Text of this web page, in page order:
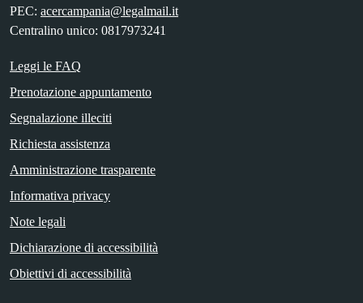
PEC: acercampania@legalmail.it
Centralino unico: 0817973241
Leggi le FAQ
Prenotazione appuntamento
Segnalazione illeciti
Richiesta assistenza
Amministrazione trasparente
Informativa privacy
Note legali
Dichiarazione di accessibilità
Obiettivi di accessibilità